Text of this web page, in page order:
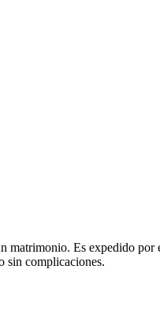
matrimonio. Es expedido por
sin complicaciones.